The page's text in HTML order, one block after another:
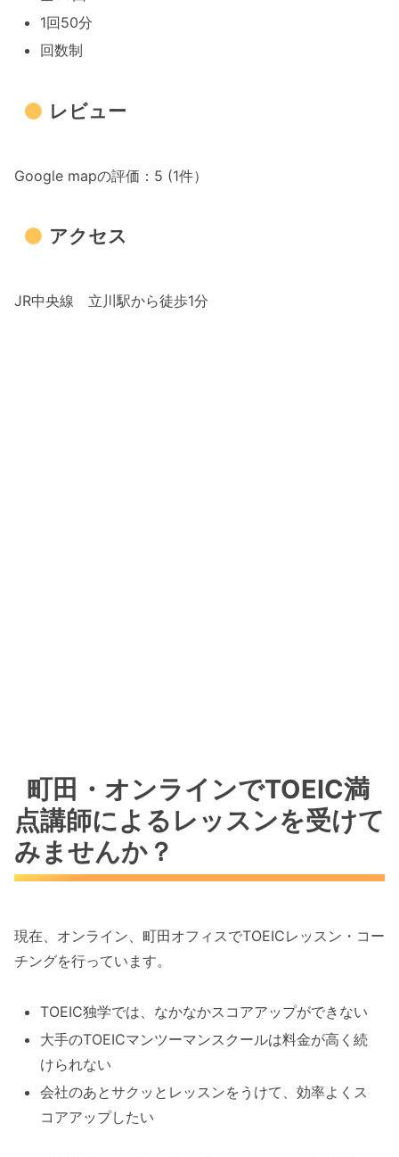
1回50分
回数制
レビュー
Google mapの評価：5 (1件）
アクセス
JR中央線 立川駅から徒歩1分
町田・オンラインでTOEIC満
点講師によるレッスンを受けて
みませんか？
現在、オンライン、町田オフィスでTOEICレッスン・コー
チングを行っています。
TOEIC独学では、なかなかスコアアップができない
大手のTOEICマンツーマンスクールは料金が高く続
けられない
会社のあとサクッとレッスンをうけて、効率よくス
コアアップしたい